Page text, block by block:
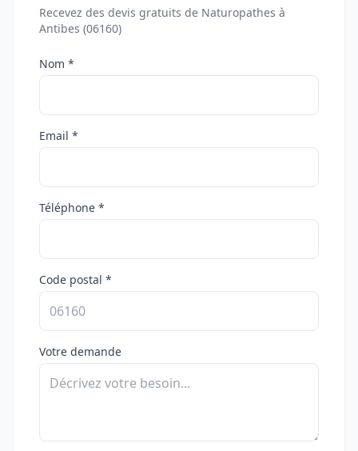
Recevez des devis gratuits de Naturopathes à
Antibes (06160)
Nom *
Email *
Téléphone *
Code postal *
Votre demande